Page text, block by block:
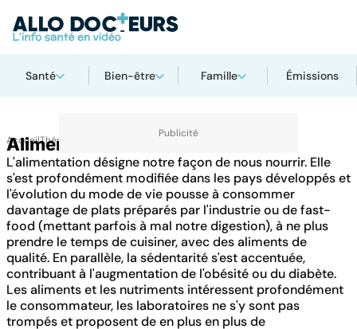
Santé Bien-être Famille Émissions
AccueilThématiques
Alimentation
L'alimentation désigne notre façon de nous nourrir. Elle
s'est profondément modifiée dans les pays développés et
l'évolution du mode de vie pousse à consommer
davantage de plats préparés par l'industrie ou de fast-
food (mettant parfois à mal notre digestion), à ne plus
prendre le temps de cuisiner, avec des aliments de
qualité. En parallèle, la sédentarité s'est accentuée,
contribuant à l'augmentation de l'obésité ou du diabète.
Les aliments et les nutriments intéressent profondément
le consommateur, les laboratoires ne s'y sont pas
trompés et proposent de en plus en plus de